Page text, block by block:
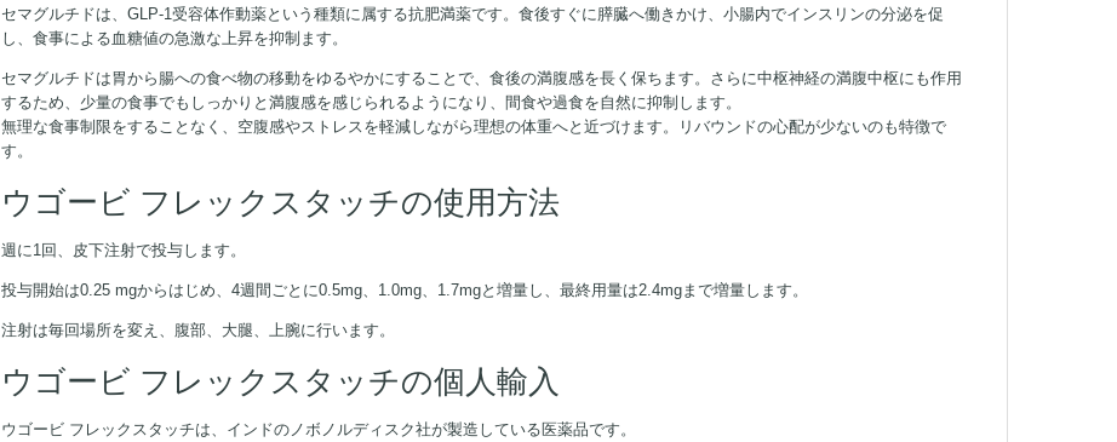
セマグルチドは、GLP-1受容体作動薬という種類に属する抗肥満薬です。食後すぐに膵臓へ働きかけ、小腸内でインスリンの分泌を促
し、食事による血糖値の急激な上昇を抑制ます。
セマグルチドは胃から腸への食べ物の移動をゆるやかにすることで、食後の満腹感を長く保ちます。さらに中枢神経の満腹中枢にも作用
するため、少量の食事でもしっかりと満腹感を感じられるようになり、間食や過食を自然に抑制します。
無理な食事制限をすることなく、空腹感やストレスを軽減しながら理想の体重へと近づけます。リバウンドの心配が少ないのも特徴で
す。
ウゴービ フレックスタッチの使用方法
週に1回、皮下注射で投与します。
投与開始は0.25 mgからはじめ、4週間ごとに0.5mg、1.0mg、1.7mgと増量し、最終用量は2.4mgまで増量します。
注射は毎回場所を変え、腹部、大腿、上腕に行います。
ウゴービ フレックスタッチの個人輸入
ウゴービ フレックスタッチは、インドのノボノルディスク社が製造している医薬品です。